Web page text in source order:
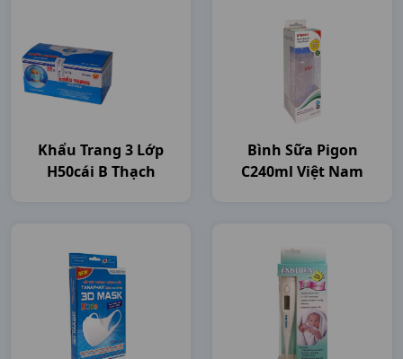
Khẩu Trang 3 Lớp
H50cái B Thạch
Bình Sữa Pigon
C240ml Việt Nam